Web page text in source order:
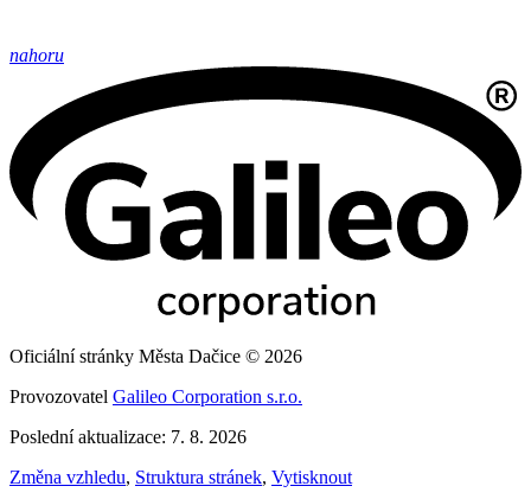
nahoru
Oficiální stránky Města Dačice © 2026
Provozovatel Galileo Corporation s.r.o.
Poslední aktualizace: 7. 8. 2026
Změna vzhledu, Struktura stránek, Vytisknout